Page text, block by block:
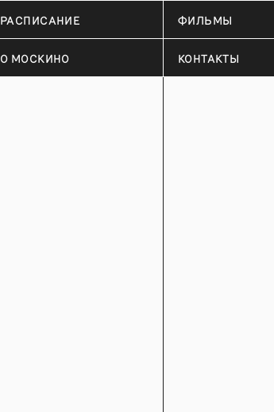
РАСПИСАНИЕ ФИЛЬМЫ
О МОСКИНО КОНТАКТЫ